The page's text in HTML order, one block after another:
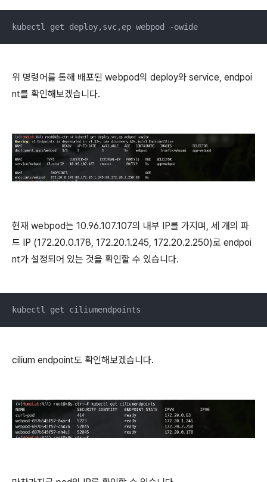
kubectl get deploy,svc,ep webpod -owide
위 명령어를 통해 배포된 webpod의 deploy와 service, endpoi
nt를 확인해보겠습니다.
현재 webpod는 10.96.107.107의 내부 IP를 가지며, 세 개의 파
드 IP (172.20.0.178, 172.20.1.245, 172.20.2.250)로 endpoi
nt가 설정되어 있는 것을 확인할 수 있습니다.
kubectl get ciliumendpoints
cilium endpoint도 확인해보겠습니다.